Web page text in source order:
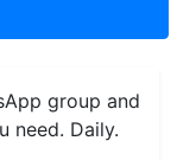
group and
need. Daily.